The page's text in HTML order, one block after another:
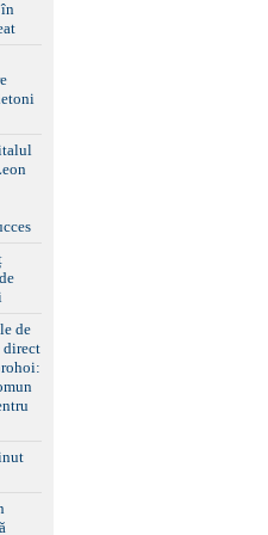
set de
de
direct